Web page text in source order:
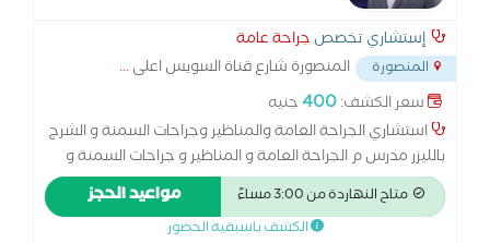
إستشاري تخصص جراحة عامة
المنصورة المنصورة شارع قناة السويس اعلى...
سعر الكشف:400جنيه
استشاري الجراحة العامة والمناظير وجراحات السمنة و الشرج
بالليزر مدرس م الجراحة العامة و المناظير و جراحات السمنة و
الشرج بالليزر بكلية الطب زميل كلية الطب جامعة كوين ماري
جامعة لندن بإنجلترا المملكة المتحدة
متاح النهاردة من 3:00 مساءً مواعيد الحجز
الكشف باسبقية الحضور